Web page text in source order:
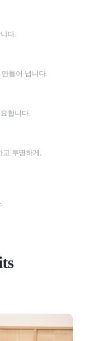
다.
들어 냅니다.
합니다.
고 투명하게,